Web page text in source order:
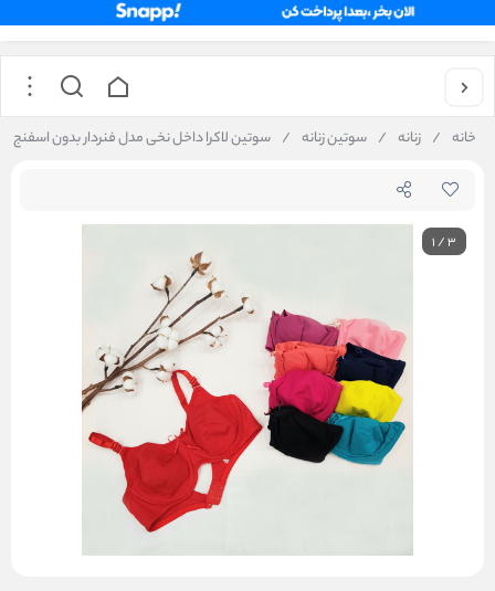
خانه / زنانه / سوتین زنانه / سوتین لاکرا داخل نخی مدل فنردار بدون اسفنج کد
1/3